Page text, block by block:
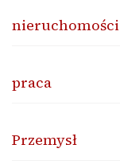
nieruchomości
praca
Przemysł